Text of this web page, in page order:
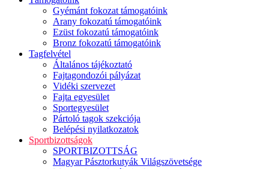
Gyémánt fokozat támogatóink
Arany fokozatú támogatóink
Ezüst fokozatú támogatóink
Bronz fokozatú támogatóink
Tagfelvétel
Általános tájékoztató
Fajtagondozói pályázat
Vidéki szervezet
Fajta egyesület
Sportegyesület
Pártoló tagok szekciója
Belépési nyilatkozatok
Sportbizottságok
SPORTBIZOTTSÁG
Magyar Pásztorkutyák Világszövetsége